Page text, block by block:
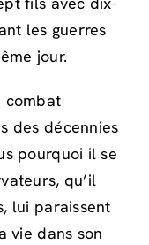
les guerres
jour.
combat
des décennies
pourquoi il se
qu’il
lui paraissent
vie dans son